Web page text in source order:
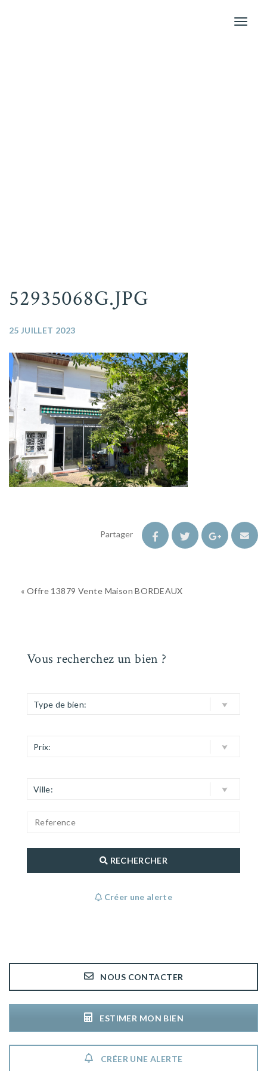
Toggle
52935068G.JPG
25 JUILLET 2023
Partager
« Offre 13879 Vente Maison BORDEAUX
Vous recherchez un bien ?
Type de bien:
Prix:
Ville:
RECHERCHER
Créer une alerte
NOUS CONTACTER
ESTIMER MON BIEN
CRÉER UNE ALERTE